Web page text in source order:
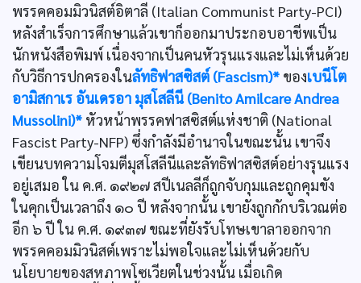
พรรคคอมมิวนิสต์อิตาลี (Italian Communist Party-PCI)
หลังสำเร็จการศึกษาแล้วเขาก็ออกมาประกอบอาชีพเป็น
นักหนังสือพิมพ์ เนื่องจากเป็นคนหัวรุนแรงและไม่เห็นด้วย
กับวิธีการปกครองในลัทธิฟาสซิสต์ (Fascism)* ของเบนีโต
อามิสกาเร อันเดรอา มุสโสลีนี (Benito Amilcare Andrea
Mussolini)* หัวหน้าพรรคฟาสซิสต์แห่งชาติ (National
Fascist Party-NFP) ซึ่งกำลังมีอำนาจในขณะนั้น เขาจึง
เขียนบทความโจมตีมุสโสลีนีและลัทธิฟาสซิสต์อย่างรุนแรง
อยู่เสมอ ใน ค.ศ. ๑๙๒๗ สปีเนลลีก็ถูกจับกุมและถูกคุมขัง
ในคุกเป็นเวลาถึง ๑๐ ปี หลังจากนั้น เขายังถูกกักบริเวณต่อ
อีก ๖ ปี ใน ค.ศ. ๑๙๓๗ ขณะที่ยังรับโทษเขาลาออกจาก
พรรคคอมมิวนิสต์เพราะไม่พอใจและไม่เห็นด้วยกับ
นโยบายของสหภาพโซเวียตในช่วงนั้น เมื่อเกิด